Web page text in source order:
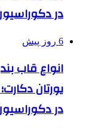
در
6 روز پیش
انواع قاب
یورتان
در